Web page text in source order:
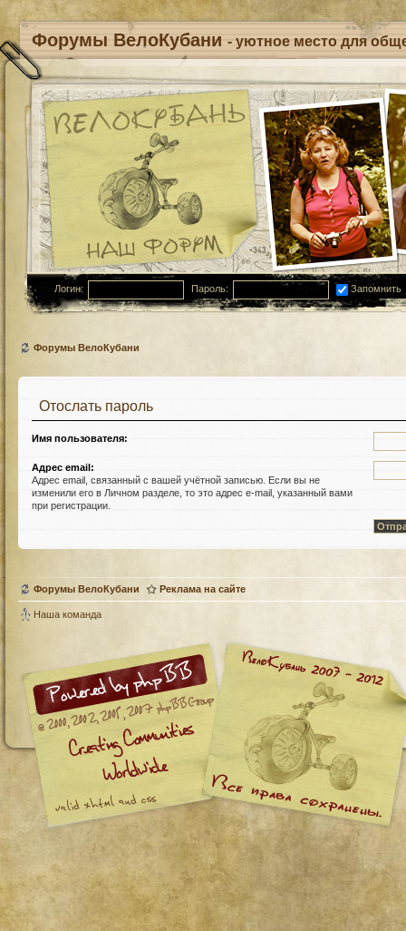
Форумы ВелоКубани - уютное место для
Логин: Пароль: Запомнить
Форумы ВелоКубани
Отослать пароль
Имя пользователя:
Адрес email:
Адрес email, связанный с вашей учётной записью. Если вы не
изменили его в Личном разделе, то это адрес e-mail, указанный вами
при регистрации.
Форумы ВелоКубани Реклама на сайте
Наша команда